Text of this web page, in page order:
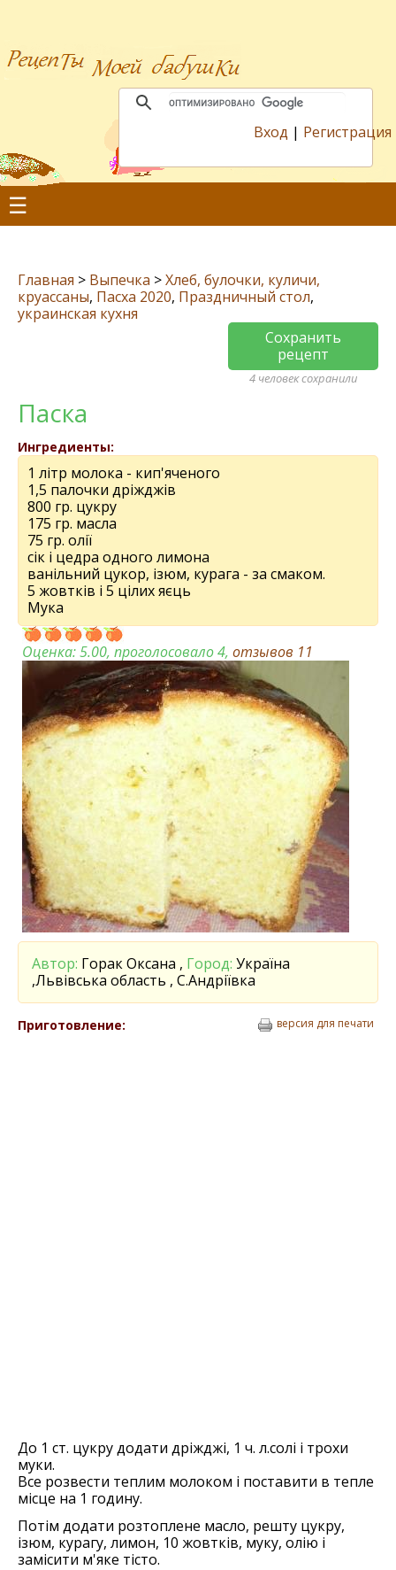
Вход | Регистрация
☰
Главная > Выпечка >Хлеб, булочки, куличи,
круассаны, Пасха 2020, Праздничный стол,
украинская кухня
Сохранить
рецепт
4 человек сохранили
Паска
Ингредиенты:
1 літр молока - кип'яченого
1,5 палочки дріжджів
800 гр. цукру
175 гр. масла
75 гр. олії
сік і цедра одного лимона
ванільний цукор, ізюм, курага - за смаком.
5 жовтків і 5 цілих яєць
Мука
Оценка:5.00, проголосовало 4, отзывов 11
Автор: Горак Оксана , Город: Україна
,Львівська область , С.Андріївка
Приготовление: версия для печати
До 1 ст. цукру додати дріжджі, 1 ч. л.солі і трохи
муки.
Все розвести теплим молоком і поставити в тепле
місце на 1 годину.
Потім додати розтоплене масло, решту цукру,
ізюм, курагу, лимон, 10 жовтків, муку, олію і
замісити м'яке тісто.